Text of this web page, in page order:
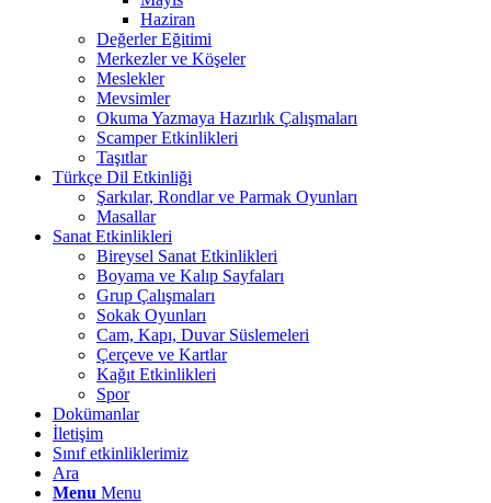
Haziran
Değerler Eğitimi
Merkezler ve Köşeler
Meslekler
Mevsimler
Okuma Yazmaya Hazırlık Çalışmaları
Scamper Etkinlikleri
Taşıtlar
Türkçe Dil Etkinliği
Şarkılar, Rondlar ve Parmak Oyunları
Masallar
Sanat Etkinlikleri
Bireysel Sanat Etkinlikleri
Boyama ve Kalıp Sayfaları
Grup Çalışmaları
Sokak Oyunları
Cam, Kapı, Duvar Süslemeleri
Çerçeve ve Kartlar
Kağıt Etkinlikleri
Spor
Dokümanlar
İletişim
Sınıf etkinliklerimiz
Ara
Menu Menu